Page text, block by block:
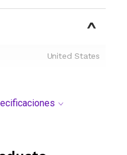
United States